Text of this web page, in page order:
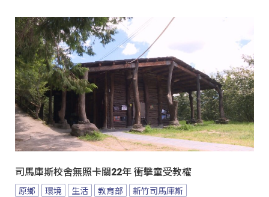
司馬庫斯校舍無照卡關22年 衝擊童受教權
原鄉 環境 生活 教育部 新竹司馬庫斯